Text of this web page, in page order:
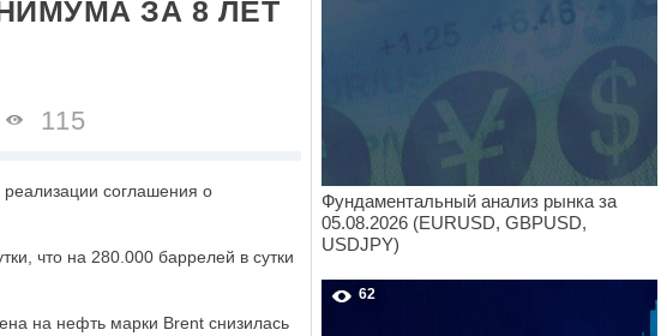
ЗА 8 ЛЕТ
115
соглашения о
что на 280.000 баррелей в сутки
на нефть марки Brent снизилась
Фундаментальный анализ рынка за
05.08.2026 (EURUSD, GBPUSD,
USDJPY)
62